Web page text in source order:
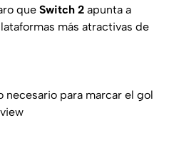
que Switch 2 apunta a
más atractivas de
para marcar el gol